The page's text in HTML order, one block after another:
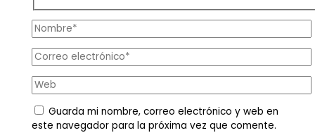
Nombre*
Correo
electrónico*
Web
Guarda mi nombre, correo electrónico y web en
este navegador para la próxima vez que comente.